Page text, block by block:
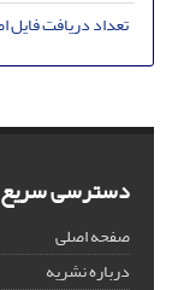
تعداد دریافت فایل
دسترسی سریع
صفحه اصلی
درباره نشریه